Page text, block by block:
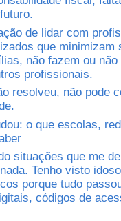
de lidar com
que minimizam
não fazem ou
profissionais.
resolveu, não pode
o que escolas,
situações que me
Tenho visto
porque tudo
códigos de